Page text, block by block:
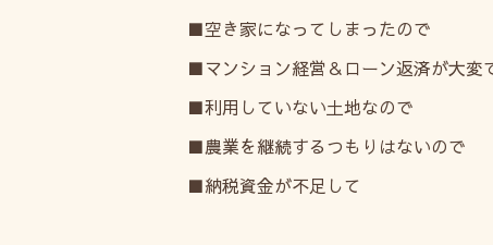
■空き家になってしまったので
■マンション経営＆ローン返済が大変
■利用していない土地なので
■農業を継続するつもりはないので
■納税資金が不足して